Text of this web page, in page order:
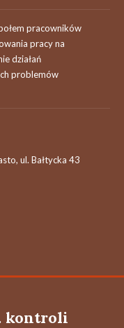
pracowników
pracy na
działań
problemów
ul. Bałtycka 43
kontroli